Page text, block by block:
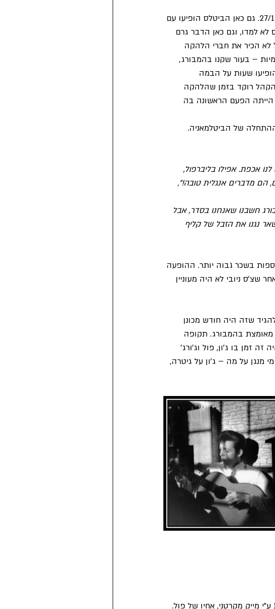
ההופעה המשמעותית הבאה של הביטלס הייתה בלית'רלנד טאון הול, ב27/12/1960. גם כאן הביטלס הופיעו עם
לא למדו, וגם כאן הדבר גרם
הכיר את חברי הלהקה
– בעור שקנו בהמבורג,
שעות על הבמה
רוקד בזמן שהלהקה
הייתה הפעם הראשונה בה
של הביטלמאניה.
אבל לא היה לנו אכפת. אפילו בליברפול,
הם מדברים אנגלית טובה!",
חשבנו שאנחנו בסדר, אבל
נגנו את הזבל של קליף
בשכר גבוה יותר. ההופעה
לאחר שצ'ס ניובי לא היה מעוניין
שזה היה חודש מכונן
מאומצת בהמבורג. תקופה
זמן בו ג'ון, פול וג'ורג'
מנגן על מה – ג'ון על גיטרה,